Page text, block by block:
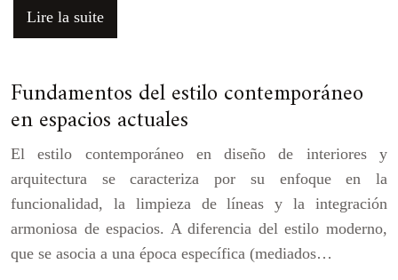
Lire la suite
Fundamentos del estilo contemporáneo
en espacios actuales
El estilo contemporáneo en diseño de interiores y
arquitectura se caracteriza por su enfoque en la
funcionalidad, la limpieza de líneas y la integración
armoniosa de espacios. A diferencia del estilo moderno,
que se asocia a una época específica (mediados…